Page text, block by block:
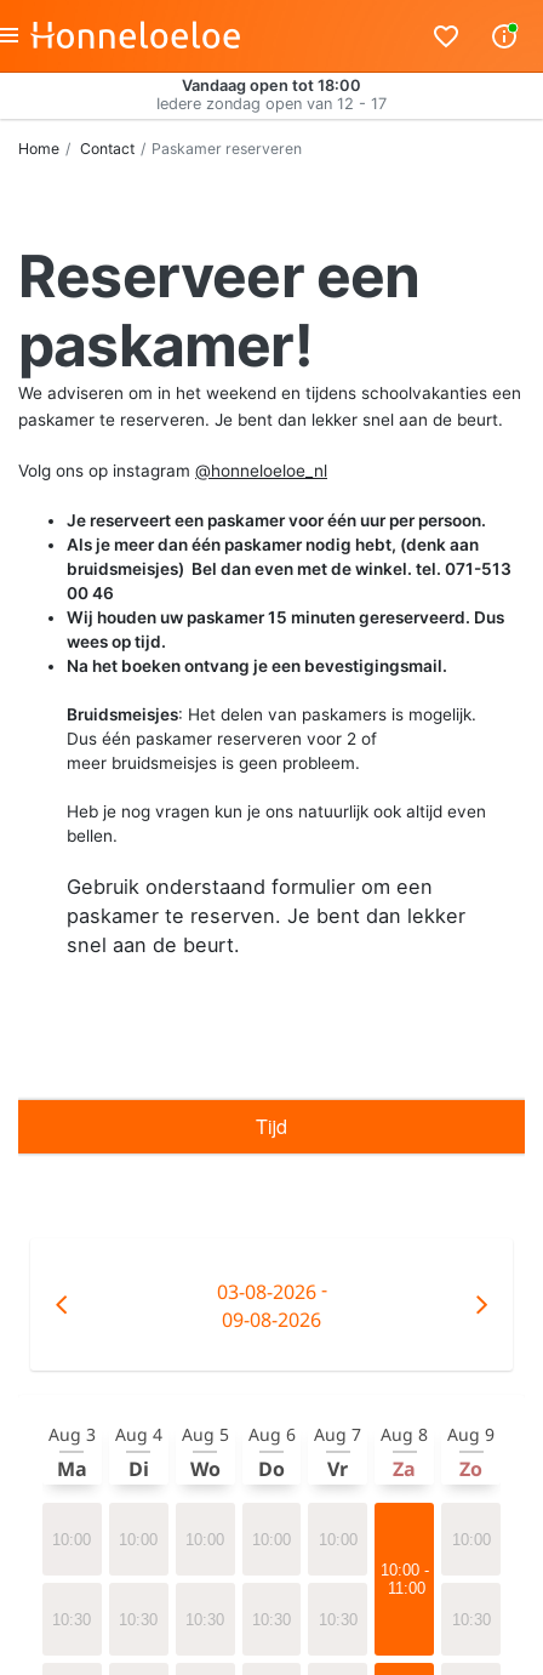
Vandaag open tot 18:00
Iedere zondag open van 12 - 17
Home Contact Paskamer reserveren
Reserveer een
paskamer!
We adviseren om in het weekend en tijdens schoolvakanties een
paskamer te reserveren. Je bent dan lekker snel aan de beurt.
Volg ons op instagram @honneloeloe_nl
Je reserveert een paskamer voor één uur per persoon.
Als je meer dan één paskamer nodig hebt, (denk aan
bruidsmeisjes) Bel dan even met de winkel. tel. 071-513
00 46
Wij houden uw paskamer 15 minuten gereserveerd. Dus
wees op tijd.
Na het boeken ontvang je een bevestigingsmail.
Bruidsmeisjes: Het delen van paskamers is mogelijk.
Dus één paskamer reserveren voor 2 of
meer bruidsmeisjes is geen probleem.
Heb je nog vragen kun je ons natuurlijk ook altijd even
bellen.
Gebruik onderstaand formulier om een
paskamer te reserven. Je bent dan lekker
snel aan de beurt.